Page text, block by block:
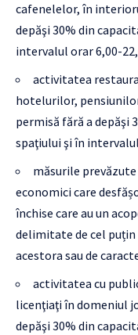
cafenelelor, în
depăşi 30% din
intervalul orar 6,00-
activitatea
hotelurilor,
permisă fără a depăşi
spaţiului şi în
măsurile
economici care
închise care au un
delimitate de cel
acestora sau de
activitatea cu
licenţiaţi în domeniul
depăşi 30% din